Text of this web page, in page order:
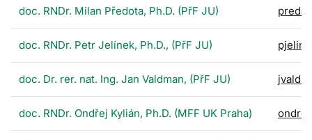
doc. RNDr. Milan Předota, Ph.D. (PřF JU)
doc. RNDr. Petr Jelínek, Ph.D., (PřF JU)
doc. Dr. rer. nat. Ing. Jan Valdman, (PřF JU)
doc. RNDr. Ondřej Kylián, Ph.D. (MFF UK Praha)